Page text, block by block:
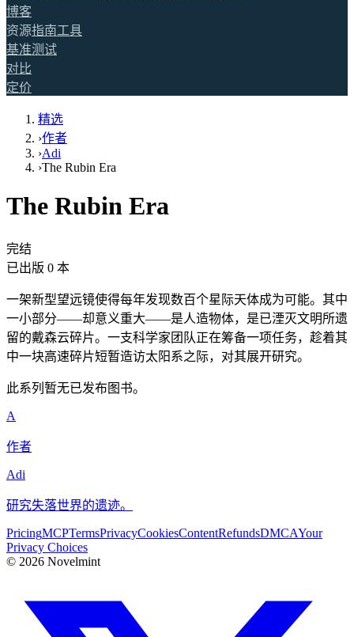
博客
资源指南工具
基准测试
对比
定价
精选
›作者
›Adi
›The Rubin Era
The Rubin Era
完结
已出版 0 本
一架新型望远镜使得每年发现数百个星际天体成为可能。其中
一小部分——却意义重大——是人造物体，是已湮灭文明所遗
留的戴森云碎片。一支科学家团队正在筹备一项任务，趁着其
中一块高速碎片短暂造访太阳系之际，对其展开研究。
此系列暂无已发布图书。
A
作者
Adi
研究失落世界的遗迹。
PricingMCPTermsPrivacyCookiesContentRefundsDMCAYour
Privacy Choices
© 2026 Novelmint